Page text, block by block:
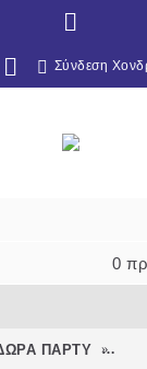
Σύνδεση
0
ΠΑΡΤΥ